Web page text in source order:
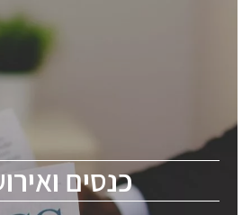
כנסים
כנסים
לכל העוסקים בתעשיית
held on May 12-13, 2026. The